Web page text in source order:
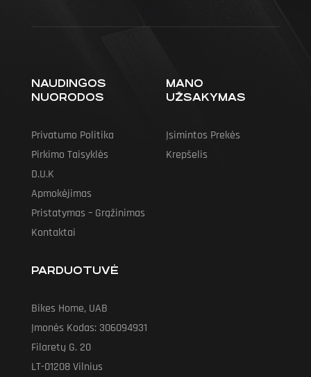
NAUDINGOS
NUORODOS
Privatumo Politika
Pirkimo Taisyklės
D.U.K
Apmokėjimas
Pristatymas – Grąžinimas
Kontaktai
MANO
UŽSAKYMAS
Įsimintos Prekės
Krepšelis
PARDUOTUVĖ
Bikes Home, UAB
Įmonės Kodas: 306094931
Filaretų G. 20
LT-01208 Vilnius